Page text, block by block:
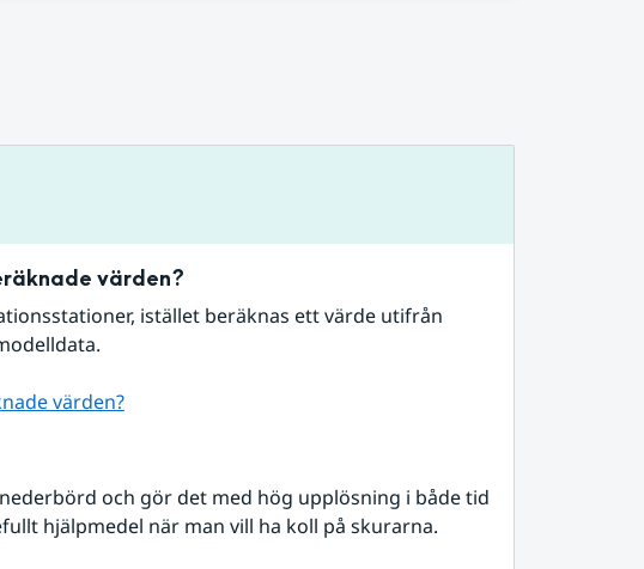
värden?
istället beräknas ett värde utifrån
värden?
och gör det med hög upplösning i både tid
hjälpmedel när man vill ha koll på skurarna.